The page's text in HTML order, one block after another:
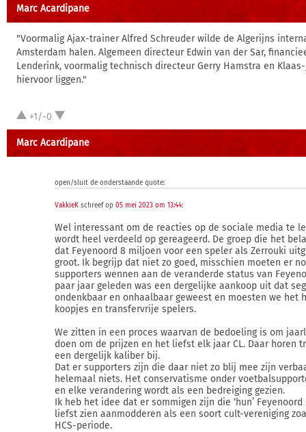
Marc Acardipane
"Voormalig Ajax-trainer Alfred Schreuder wilde de Algerijns
Amsterdam halen. Algemeen directeur Edwin van der Sar,
Lenderink, voormalig technisch directeur Gerry Hamstra en
hiervoor liggen."
+1/-0
Marc Acardipane
open/sluit de onderstaande quote:
VakkieK schreef op 05 mei 2023 om 13:44:
Wel interessant om de reacties op de sociale media te
wordt heel verdeeld op gereageerd. De groep die het
dat Feyenoord 8 miljoen voor een speler als Zerrouki
groot. Ik begrijp dat niet zo goed, misschien moeten er
supporters wennen aan de veranderde status van
paar jaar geleden was een dergelijke aankoop uit dat
ondenkbaar en onhaalbaar geweest en moesten we het
koopjes en transfervrije spelers.
We zitten in een proces waarvan de bedoeling is om
doen om de prijzen en het liefst elk jaar CL. Daar horen
een dergelijk kaliber bij.
Dat er supporters zijn die daar niet zo blij mee zijn
helemaal niets. Het conservatisme onder
en elke verandering wordt als een bedreiging gezien.
Ik heb het idee dat er sommigen zijn die ‘hun’ Feyenoord
liefst zien aanmodderen als een soort cult-vereniging
HCS-periode.